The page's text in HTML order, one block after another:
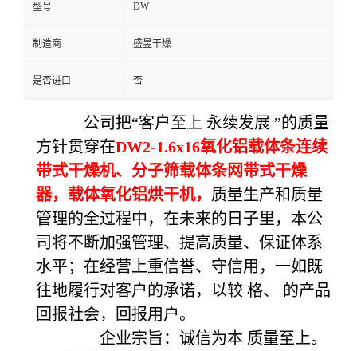
型号 DW
制造商 盛昱干燥
是否进口 否
公司把“客户至上 永续发展 ”的质量
方针贯穿在DW2-1.6x16氧化铝载体条连续
带式干燥机、分子筛载体条网带式干燥
器， 载体氧化铝烘干机， 质量生产和质量
管理的全过程中，在未来的日子里，本公
司将不断加强管理、提高质量、保证体系
水平；在经营上重信誉、守信用，一如既
往地履行对客户的承诺，以较 格、 的产品
回报社会，回报用户。
企业宗旨：诚信为本 质量至上。